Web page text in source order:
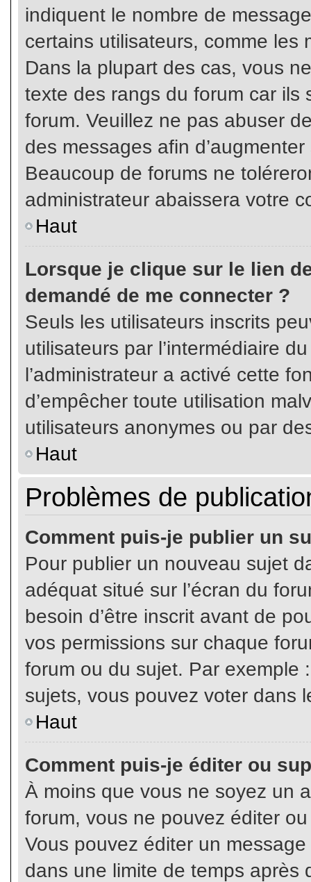
indiquent le nombre de
certains utilisateurs, comme les
Dans la plupart des cas, vous
texte des rangs du forum car ils
forum. Veuillez ne pas abuser
des messages afin
Beaucoup de forums ne
administrateur abaissera votre
Haut
Lorsque je clique sur le lien
demandé de me connecter ?
Seuls les utilisateurs inscrits
utilisateurs par l’intermédiaire
l’administrateur a activé cette
d’empêcher toute utilisation
utilisateurs anonymes ou par
Haut
Problèmes de
Comment puis-je publier un
Pour publier un nouveau sujet
adéquat situé sur l’écran du
besoin d’être inscrit avant de
vos permissions sur chaque
forum ou du sujet. Par exemple
sujets, vous pouvez voter dans
Haut
Comment puis-je éditer ou
À moins que vous ne soyez un
forum, vous ne pouvez éditer
Vous pouvez éditer un
dans une limite de temps après